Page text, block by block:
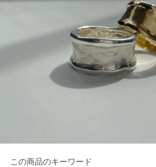
この商品のキーワード